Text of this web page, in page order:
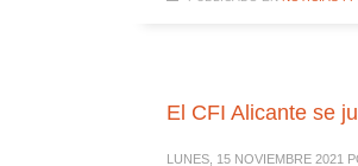
El CFI Alicante se
LUNES, 15 NOVIEMBRE 2021